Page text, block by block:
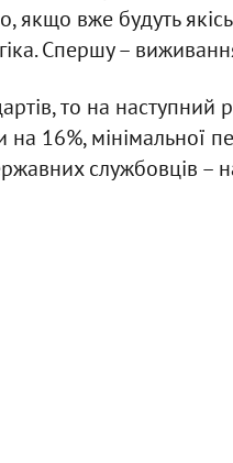
якщо вже будуть
Спершу –
то на наступний
на 16%, мінімальної
службовців –